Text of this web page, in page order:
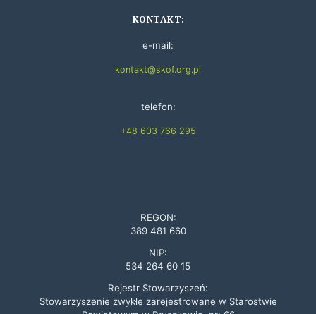
KONTAKT:
e-mail:
kontakt@skof.org.pl
telefon:
+48 603 766 295
REGON:
389 481 660
NIP:
534 264 60 15
Rejestr Stowarzyszeń:
Stowarzyszenie zwykłe zarejestrowane w Starostwie